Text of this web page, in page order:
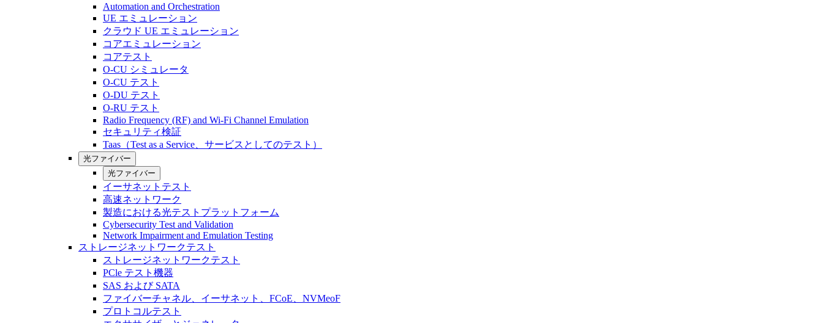
Automation and Orchestration
UE エミュレーション
クラウド UE エミュレーション
コアエミュレーション
コアテスト
O-CU シミュレータ
O-CU テスト
O-DU テスト
O-RU テスト
Radio Frequency (RF) and Wi-Fi Channel Emulation
セキュリティ検証
Taas（Test as a Service、サービスとしてのテスト）
光ファイバー
光ファイバー
イーサネットテスト
高速ネットワーク
製造における光テストプラットフォーム
Cybersecurity Test and Validation
Network Impairment and Emulation Testing
ストレージネットワークテスト
ストレージネットワークテスト
PCle テスト機器
SAS および SATA
ファイバーチャネル、イーサネット、FCoE、NVMeoF
プロトコルテスト